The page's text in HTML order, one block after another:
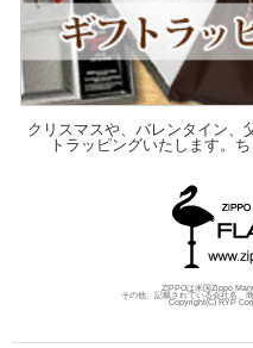
クリスマスや、バレンタイン、
トラッピングいたします。
ZIPPOは米国Zippo
その他、記載されている会社名、
Copyright(C) RYP